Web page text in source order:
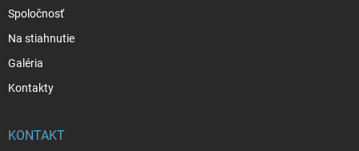
Spoločnosť
Na stiahnutie
Galéria
Kontakty
KONTAKT